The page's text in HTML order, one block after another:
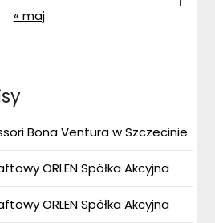
« maj
Bona Ventura w Szczecinie
ORLEN Spółka Akcyjna
ORLEN Spółka Akcyjna